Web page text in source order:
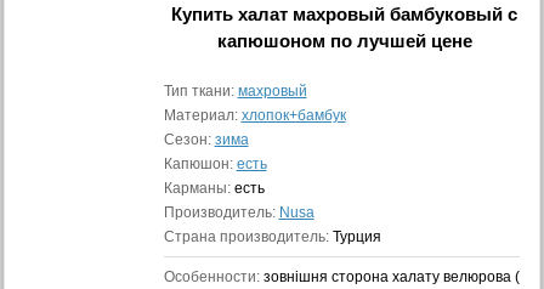
Купитьхалат махровый бамбуковый с
капюшоном по лучшей цене
Тип ткани: махровый
Материал: хлопок+бамбук
Сезон: зима
Капюшон: есть
Карманы: есть
Производитель: Nusa
Страна производитель: Турция
Особенности: зовнішня сторона халату велюрова (